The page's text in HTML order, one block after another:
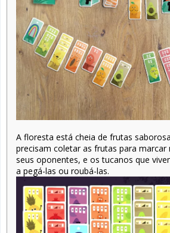
A floresta está cheia de frutas
precisam coletar as frutas para
seus oponentes, e os tucanos que
a pegá-las ou roubá-las.